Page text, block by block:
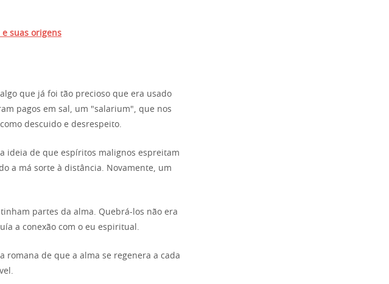
suas origens
que já foi tão precioso que era usado
pagos em sal, um "salarium", que nos
descuido e desrespeito.
ideia de que espíritos malignos espreitam
a má sorte à distância. Novamente, um
partes da alma. Quebrá-los não era
a conexão com o eu espiritual.
romana de que a alma se regenera a cada